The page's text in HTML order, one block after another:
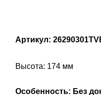
Артикул:
Высота: 174 мм
Особенность: Без